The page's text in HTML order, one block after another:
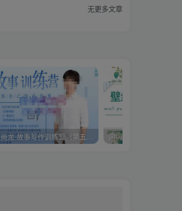
无更多文章
李尚龙·故事写作训练营（第五期），帮助你完成（精读、精写、练习、点评、复盘）的完整闭环